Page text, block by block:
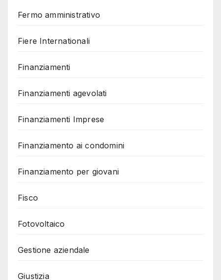
Fermo amministrativo
Fiere Internationali
Finanziamenti
Finanziamenti agevolati
Finanziamenti Imprese
Finanziamento ai condomini
Finanziamento per giovani
Fisco
Fotovoltaico
Gestione aziendale
Giustizia